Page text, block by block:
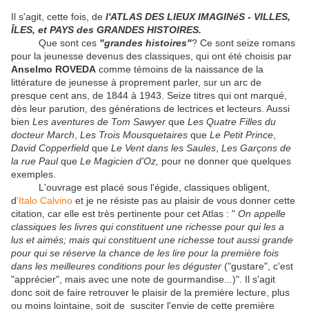
Il s'agit, cette fois, de l'ATLAS DES LIEUX IMAGINéS - VILLES,
ÎLES, et PAYS des GRANDES HISTOIRES.
Que sont ces "grandes histoires"? Ce sont seize romans
pour la jeunesse devenus des classiques, qui ont été choisis par
Anselmo ROVEDA comme témoins de la naissance de la
littérature de jeunesse à proprement parler, sur un arc de
presque cent ans, de 1844 à 1943. Seize titres qui ont marqué,
dès leur parution, des générations de lectrices et lecteurs. Aussi
bien Les aventures de Tom Sawyer que Les Quatre Filles du
docteur March Les Trois Mousquetaires que Le Petit Prince
David Copperfield que Le Vent dans les Saules Les Garçons de
la rue Paulque Le Magicien d'Oz, pour ne donner que quelques
exemples.
L'ouvrage est placé sous l'égide, classiques obligent,
d'Italo Calvino et je ne résiste pas au plaisir de vous donner cette
citation, car elle est très pertinente pour cet Atlas : " On appelle
classiques les livres qui constituent une richesse pour qui les a
lus et aimés; mais qui constituent une richesse tout aussi grande
pour qui se réserve la chance de les lire pour la première fois
dans les meilleures conditions pour les déguster ("gustare", c'est
"apprécier", mais avec une note de gourmandise...)". Il s'agit
donc soit de faire retrouver le plaisir de la première lecture, plus
ou moins lointaine, soit de susciter l'envie de cette première